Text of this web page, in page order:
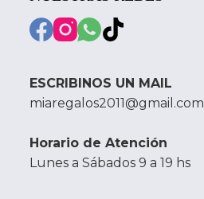
ESCRIBINOS UN MAIL
miaregalos2011@gmail.com
Horario de Atención
Lunes a Sábados 9 a 19 hs